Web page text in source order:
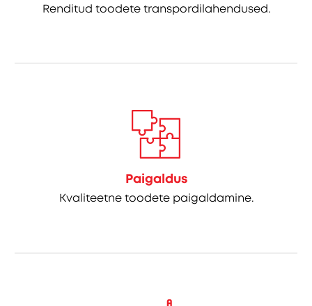
Renditud toodete transpordilahendused.
Paigaldus
Kvaliteetne toodete paigaldamine.